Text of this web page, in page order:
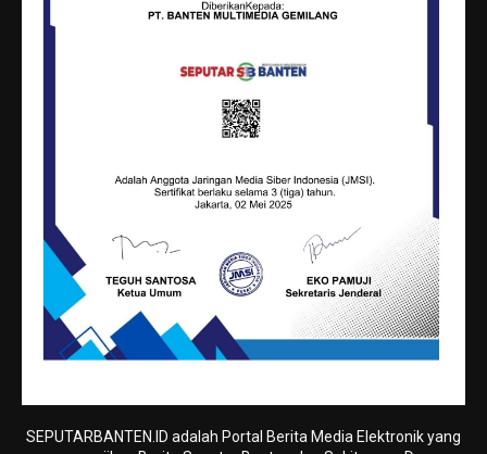
SEPUTARBANTEN.ID adalah Portal Berita Media Elektronik yang